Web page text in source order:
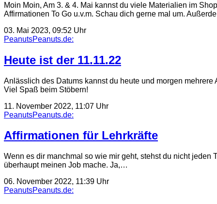
Moin Moin, Am 3. & 4. Mai kannst du viele Materialien im
Affirmationen To Go u.v.m. Schau dich gerne mal um.
03. Mai 2023, 09:52 Uhr
PeanutsPeanuts.de:
Heute ist der 11.11.22
Anlässlich des Datums kannst du heute und morgen
Viel Spaß beim Stöbern!
11. November 2022, 11:07 Uhr
PeanutsPeanuts.de:
Affirmationen für Lehrkräfte
Wenn es dir manchmal so wie mir geht, stehst du nicht
überhaupt meinen Job mache. Ja,…
06. November 2022, 11:39 Uhr
PeanutsPeanuts.de: